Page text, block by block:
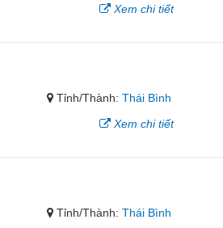
Xem chi tiết
Tỉnh/Thành:Thái Bình
Xem chi tiết
Tỉnh/Thành:Thái Bình